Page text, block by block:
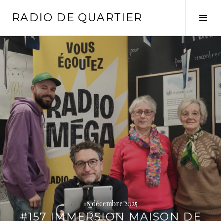
principal
RADIO DE QUARTIER
18 décembre 2025
#157 IMMERSION MAISON DE
Lire
la
suite
→